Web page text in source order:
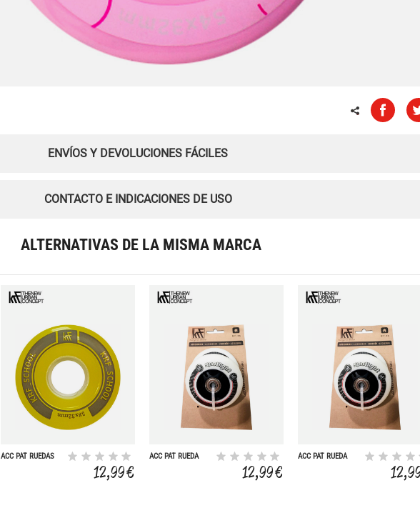
ENVÍOS Y DEVOLUCIONES FÁCILES
CONTACTO E INDICACIONES DE USO
ALTERNATIVAS DE LA MISMA MARCA
ACC PAT RUEDAS
12,99 €
ACC PAT RUEDA
12,99 €
ACC PAT RUEDA